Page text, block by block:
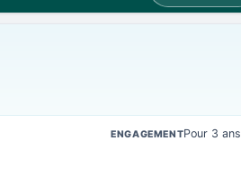
ENGAGEMENTPour 3 ans